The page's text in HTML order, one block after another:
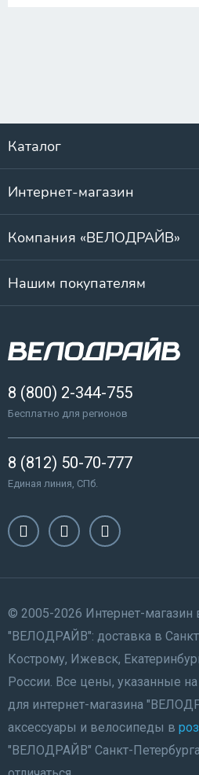
Каталог
Интернет-магазин
Компания «ВЕЛОДРАЙВ»
Нашим покупателям
8 (800) 2-344-755
Бесплатно для регионов
8 (812) 50-70-777
Единая линия, СПб.
© 2005-2026 Интернет-магазин
"ВЕЛОДРАЙВ": доставка в
Кострому, Ижевск,
России. Все цены, указанные
для интернет-магазина
аксессуары и велосипеды в
"ВЕЛОДРАЙВ" Санкт-